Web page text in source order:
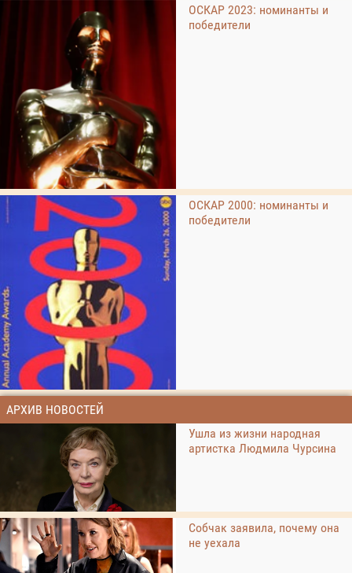
ОСКАР 2023: номинанты и
победители
ОСКАР 2000: номинанты и
победители
АРХИВ НОВОСТЕЙ
Ушла из жизни народная
артистка Людмила Чурсина
Собчак заявила, почему она
не уехала